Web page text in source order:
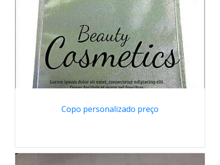
Copo personalizado preço